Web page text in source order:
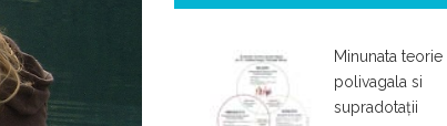
Minunata teorie
polivagala si
supradotații